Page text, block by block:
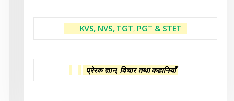
KVS, NVS, TGT, PGT & STET
प्रेरक ज्ञान, विचार तथा कहानियाँ